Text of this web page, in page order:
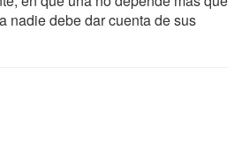
nadie debe dar cuenta de sus